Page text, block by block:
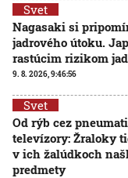
Svet
Nagasaki si
jadrového útoku.
rastúcim rizikom
9. 8. 2026, 9:46:56
Svet
Od rýb cez
televízory: Žraloky
v ich žalúdkoch
predmety